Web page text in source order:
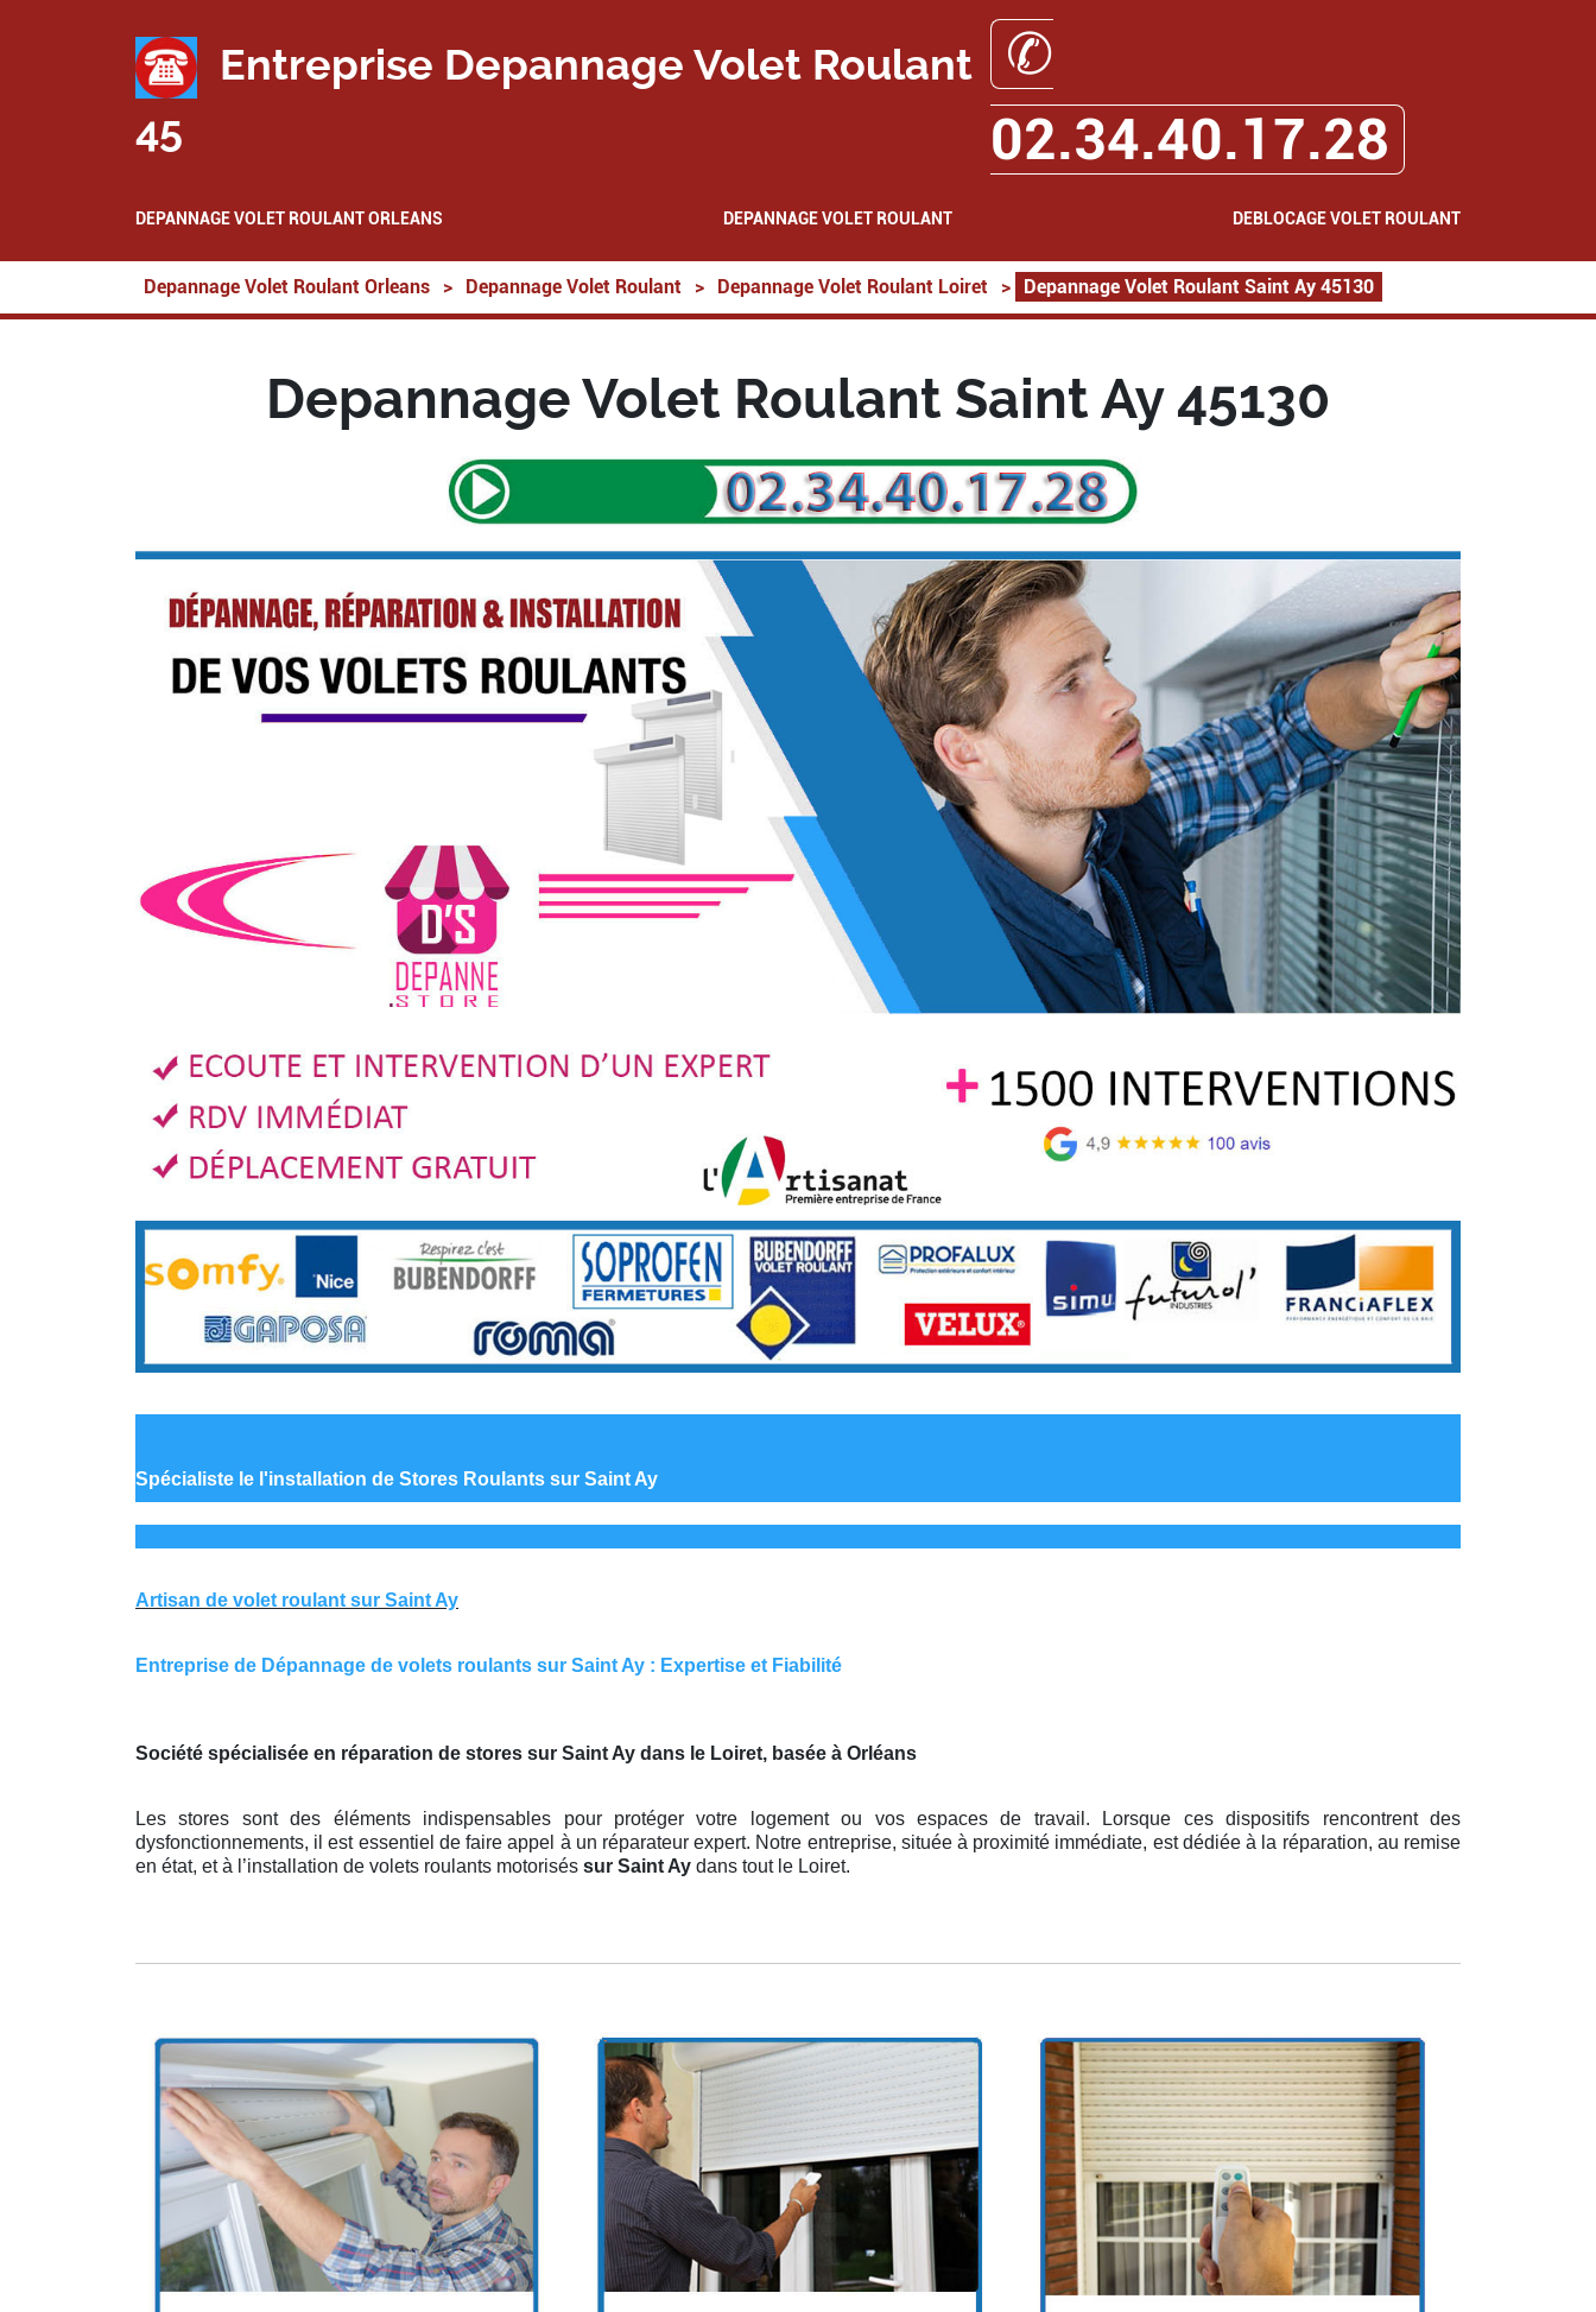
Entreprise Depannage Volet Roulant
45
✆
02.34.40.17.28
DEPANNAGE VOLET ROULANT ORLEANS DEPANNAGE VOLET ROULANT DEBLOCAGE VOLET ROULANT
Depannage Volet Roulant Orleans > Depannage Volet Roulant > Depannage Volet Roulant Loiret > Depannage Volet Roulant Saint Ay 45130
Depannage Volet Roulant Saint Ay 45130
Spécialiste le l'installation de Stores Roulants sur Saint Ay
Artisan de volet roulant sur Saint Ay
Entreprise de Dépannage de volets roulants sur Saint Ay : Expertise et Fiabilité
Société spécialisée en réparation de stores sur Saint Ay dans le Loiret, basée à Orléans
Les stores sont des éléments indispensables pour protéger votre logement ou vos espaces de travail. Lorsque ces dispositifs rencontrent des
dysfonctionnements, il est essentiel de faire appel à un réparateur expert. Notre entreprise, située à proximité immédiate, est dédiée à la réparation, au remise
en état, et à l’installation de volets roulants motorisés sur Saint Ay dans tout le Loiret.